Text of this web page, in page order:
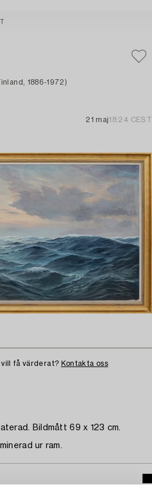
1886-1972)
21 maj18:24 CEST
få värderat? Kontakta oss
Bildmått 69 x 123 cm.
ur ram.